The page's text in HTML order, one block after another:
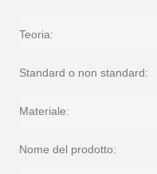
Teoria:
Standard o non standard:
Materiale:
Nome del prodotto: